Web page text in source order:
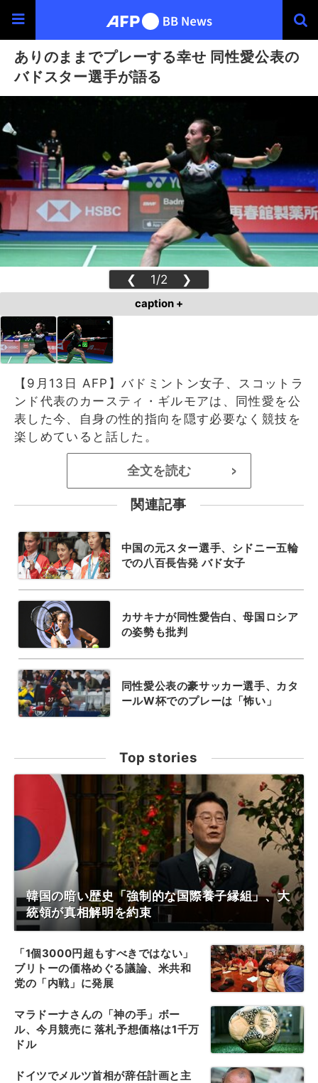
ありのままでプレーする幸せ 同性愛公表の
バドスター選手が語る
❮ 1/2 ❯
caption +
【9月13日 AFP】バドミントン女子、スコットラ
ンド代表のカースティ・ギルモアは、同性愛を公
表した今、自身の性的指向を隠す必要なく競技を
楽しめていると話した。
全文を読む >
関連記事
中国の元スター選手、シドニー五輪
での八百長告発 バド女子
カサキナが同性愛告白、母国ロシア
の姿勢も批判
同性愛公表の豪サッカー選手、カタ
ールW杯でのプレーは「怖い」
Top stories
韓国の暗い歴史「強制的な国際養子縁組」、大
統領が真相解明を約束
「1個3000円超もすべきではない」
ブリトーの価格めぐる議論、米共和
党の「内戦」に発展
マラドーナさんの「神の手」ボー
ル、今月競売に 落札予想価格は1千万
ドル
ドイツでメルツ首相が辞任計画と主